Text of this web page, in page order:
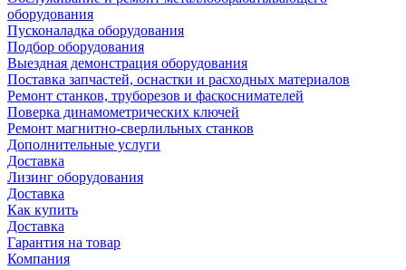
оборудования
Пусконаладка оборудования
Подбор оборудования
Выездная демонстрация оборудования
Поставка запчастей, оснастки и расходных материалов
Ремонт станков, труборезов и фаскоснимателей
Поверка динамометрических ключей
Ремонт магнитно-сверлильных станков
Дополнительные услуги
Доставка
Лизинг оборудования
Доставка
Как купить
Доставка
Гарантия на товар
Компания